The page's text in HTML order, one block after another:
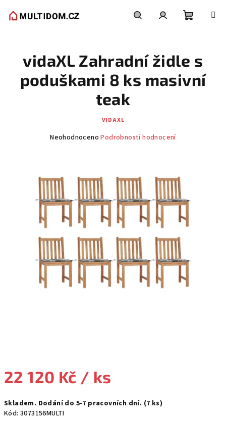
košík
22 120 Kč / ks
cena:
Skladem. Dodání do 5-7 pracovních dní. (7 ks)
Kód: 3073156MULTI
vidaXL Zahradní židle s
poduškami 8 ks masivní
teak
VIDAXL
Průměrné
0,0
z
5
hvězdiček.
Neohodnoceno Podrobnosti hodnocení